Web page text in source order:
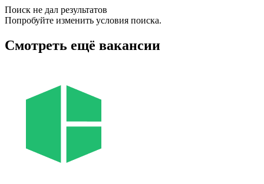
Поиск не дал результатов
Попробуйте изменить условия поиска.
Смотреть ещё вакансии